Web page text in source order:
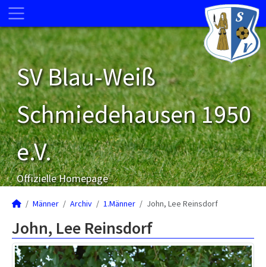
SV Blau-Weiß
Schmiedehausen 1950
e.V.
Offizielle Homepage
Männer Archiv 1.Männer John, Lee Reinsdorf
John, Lee Reinsdorf